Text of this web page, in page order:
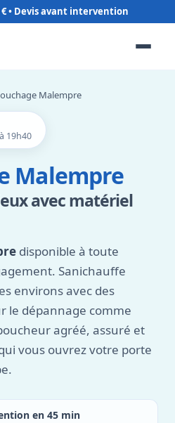
Malempre
19h40
Malempre
avec matériel
disponible à toute
Sanichauffe
environs avec des
le dépannage comme
agréé, assuré et
vous ouvrez votre porte
en 45 min